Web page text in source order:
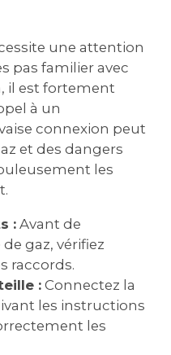
une attention
pas familier avec
il est fortement
à un
connexion peut
et des dangers
les
: Avant de
gaz, vérifiez
raccords.
: Connectez la
les instructions
les